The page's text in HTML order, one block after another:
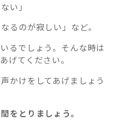
い」
るのが寂しい」など。
るでしょう。そんな時は
げてください。
かけをしてあげましょう
とりましょう。